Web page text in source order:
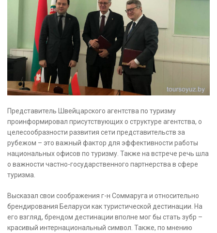
Представитель Швейцарского агентства по туризму
проинформировал присутствующих о структуре агентства, о
целесообразности развития сети представительств за
рубежом – это важный фактор для эффективности работы
национальных офисов по туризму. Также на встрече речь шла
о важности частно-государственного партнерства в сфере
туризма.
Высказал свои соображения г-н Соммаруга и относительно
брендирования Беларуси как туристической дестинации. На
его взгляд, брендом дестинации вполне мог бы стать зубр –
красивый интернациональный символ. Также, по мнению